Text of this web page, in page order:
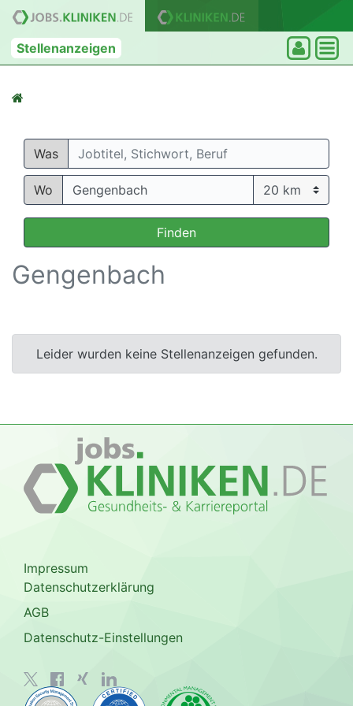
Stellenanzeigen
Was
Wo
Finden
Gengenbach
Leider wurden keine Stellenanzeigen gefunden.
Impressum
Datenschutzerklärung
AGB
Datenschutz-Einstellungen